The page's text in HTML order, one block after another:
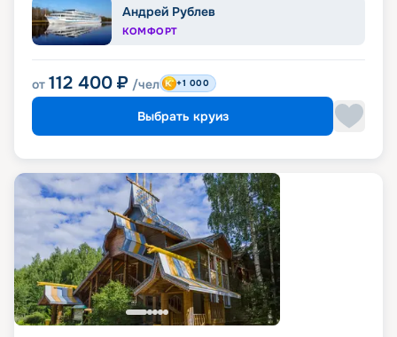
Андрей Рублев
КОМФОРТ
от 112 400 ₽ /чел +1 000
Выбрать круиз